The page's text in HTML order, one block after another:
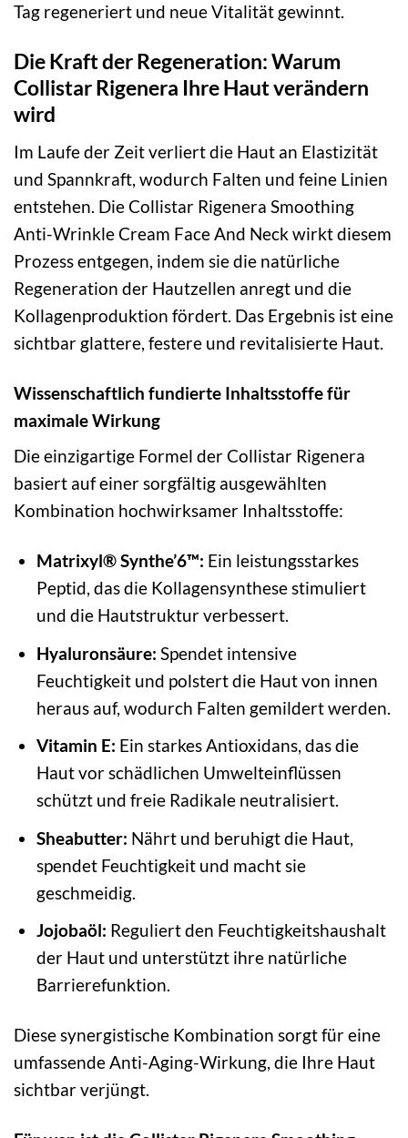
Tag regeneriert und neue Vitalität gewinnt.
Die Kraft der Regeneration: Warum
Collistar Rigenera Ihre Haut verändern
wird
Im Laufe der Zeit verliert die Haut an Elastizität
und Spannkraft, wodurch Falten und feine Linien
entstehen. Die Collistar Rigenera Smoothing
Anti-Wrinkle Cream Face And Neck wirkt diesem
Prozess entgegen, indem sie die natürliche
Regeneration der Hautzellen anregt und die
Kollagenproduktion fördert. Das Ergebnis ist eine
sichtbar glattere, festere und revitalisierte Haut.
Wissenschaftlich fundierte Inhaltsstoffe für
maximale Wirkung
Die einzigartige Formel der Collistar Rigenera
basiert auf einer sorgfältig ausgewählten
Kombination hochwirksamer Inhaltsstoffe:
Matrixyl® Synthe’6™: Ein leistungsstarkes
Peptid, das die Kollagensynthese stimuliert
und die Hautstruktur verbessert.
Hyaluronsäure: Spendet intensive
Feuchtigkeit und polstert die Haut von innen
heraus auf, wodurch Falten gemildert werden.
Vitamin E: Ein starkes Antioxidans, das die
Haut vor schädlichen Umwelteinflüssen
schützt und freie Radikale neutralisiert.
Sheabutter: Nährt und beruhigt die Haut,
spendet Feuchtigkeit und macht sie
geschmeidig.
Jojobaöl: Reguliert den Feuchtigkeitshaushalt
der Haut und unterstützt ihre natürliche
Barrierefunktion.
Diese synergistische Kombination sorgt für eine
umfassende Anti-Aging-Wirkung, die Ihre Haut
sichtbar verjüngt.